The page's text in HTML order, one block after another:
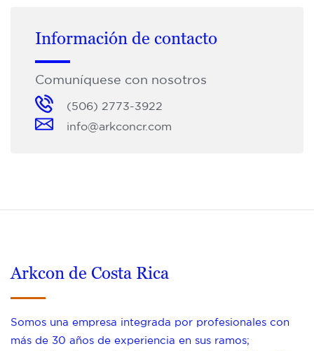
Información de contacto
Comuníquese con nosotros
(506) 2773-3922
info@arkconcr.com
Arkcon de Costa Rica
Somos una empresa integrada por profesionales con
más de 30 años de experiencia en sus ramos;